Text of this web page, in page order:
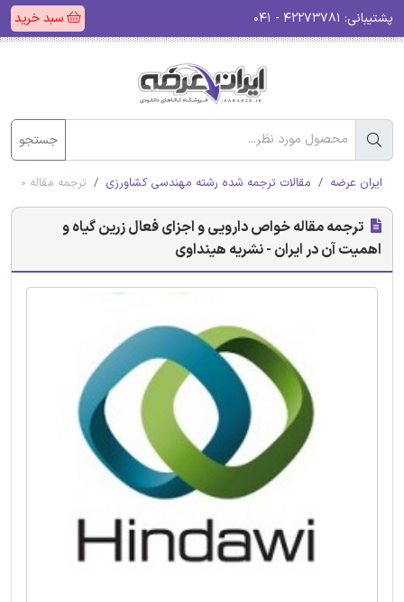
پشتیبانی: سبد خرید
جستجو
ایران عرضه مقالات ترجمه شده رشته مهندسی کشاورزی ترجمه مقاله
ترجمه مقاله خواص دارویی و اجزای فعال زرین گیاه و
اهمیت آن در ایران - نشریه هینداوی